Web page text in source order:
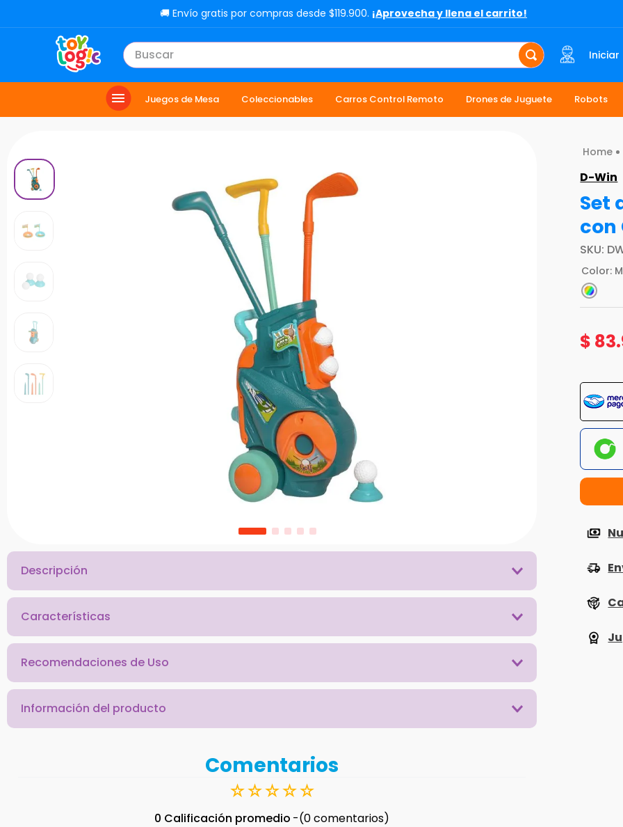
🚚 Envío gratis por compras desde $119.900. ¡Aprovecha y llena el carrito!
Buscar Iniciar
Juegos de Mesa Coleccionables Carros Control Remoto Drones de Juguete Robots
Descripción
Características
Recomendaciones de Uso
Información del producto
Comentarios
☆☆☆☆☆
0 Calificación promedio
(0 comentarios)
D-Win
Set
con
SKU:
Color:
$ 83.
TÉRMINOS MÁS BUSCADOS
toy story
carro control remoto